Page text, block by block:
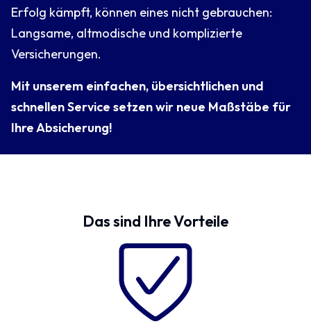
Erfolg kämpft, können eines nicht gebrauchen:
Langsame, altmodische und komplizierte
Versicherungen.
Mit unserem einfachen, übersichtlichen und
schnellen Service setzen wir neue Maßstäbe für
Ihre Absicherung!
Das sind Ihre Vorteile